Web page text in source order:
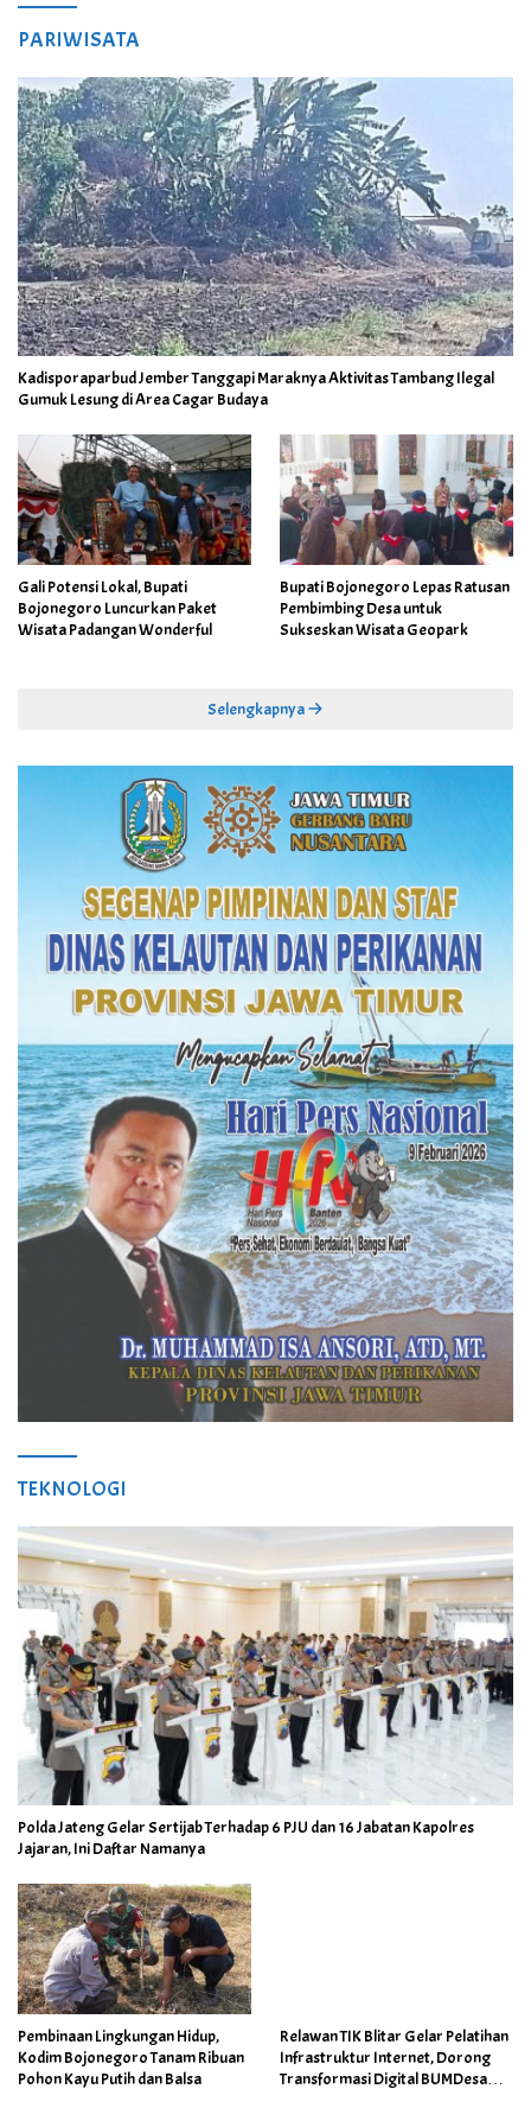
PARIWISATA
Kadisporaparbud Jember Tanggapi Maraknya Aktivitas Tambang Ilegal
Gumuk Lesung di Area Cagar Budaya
Gali Potensi Lokal, Bupati
Bojonegoro Luncurkan Paket
Wisata Padangan Wonderful
Bupati Bojonegoro Lepas Ratusan
Pembimbing Desa untuk
Sukseskan Wisata Geopark
Selengkapnya
TEKNOLOGI
Polda Jateng Gelar Sertijab Terhadap 6 PJU dan 16 Jabatan Kapolres
Jajaran, Ini Daftar Namanya
Pembinaan Lingkungan Hidup,
Kodim Bojonegoro Tanam Ribuan
Pohon Kayu Putih dan Balsa
Relawan TIK Blitar Gelar Pelatihan
Infrastruktur Internet, Dorong
Transformasi Digital BUMDesa